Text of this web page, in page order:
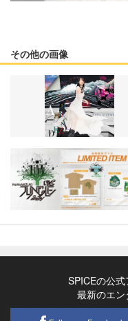
その他の画像
SPICEの公
最新のエン